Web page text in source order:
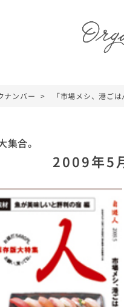
ナンバー 「市場メシ、
合。
」 2009年5